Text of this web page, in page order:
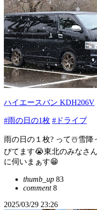
ハイエースバン KDH206V
#雨の日の1枚 #ドライブ
雨の日の１枚? って☃️雪降
びてます😭東北のみなさ
に伺いまぁす😁
thumb_up 83
comment8
2025/03/29 23:26